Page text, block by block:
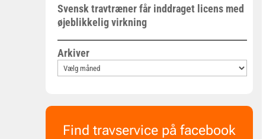
Svensk travtræner får inddraget licens med
øjeblikkelig virkning
Arkiver
Find travservice på facebook